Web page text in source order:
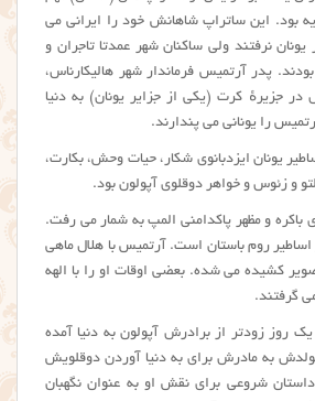
بود. این ساتراپ شاهانش خود را ایرانی می
یونان نرفتند ولی ساکنان شهر عمدتا تاجران و
پدر آرتمیس فرماندار شهر هالیکارناس،
در جزیرهٔ کرت (یکی از جزایر یونان) به دنیا
را یونانی می پندارند.
یونان ایزدبانوی شکار، حیات وحش، بکارت،
و زئوس و خواهر دوقلوی آپولون بود.
باکره و مظهر پاکدامنی المپ به شمار می رفت.
اساطیر روم باستان است. آرتمیس با هلال ماهی
کشیده می شده. بعضی اوقات او را با الهه
گرفتند.
روز زودتر از برادرش آپولون به دنیا آمده
به مادرش برای به دنیا آوردن دوقلویش
شروعی برای نقش او به عنوان نگهبان